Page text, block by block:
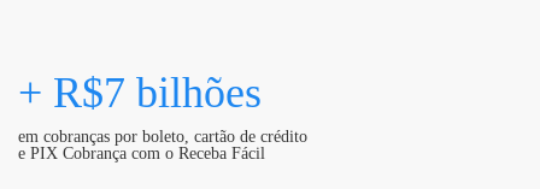
+ R$7 bilhões
em cobranças por boleto, cartão de crédito
e PIX Cobrança com o Receba Fácil